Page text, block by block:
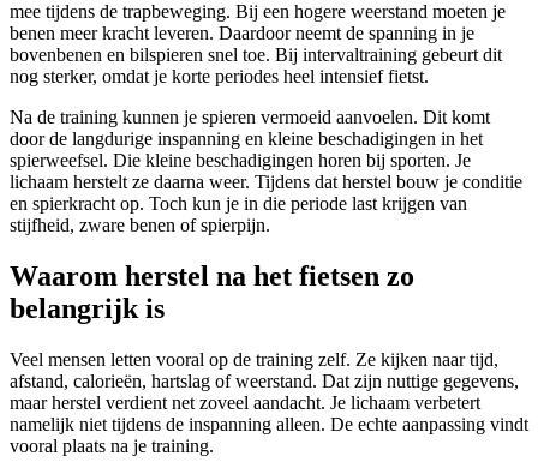
mee tijdens de trapbeweging. Bij een hogere weerstand moeten je
benen meer kracht leveren. Daardoor neemt de spanning in je
bovenbenen en bilspieren snel toe. Bij intervaltraining gebeurt dit
nog sterker, omdat je korte periodes heel intensief fietst.
Na de training kunnen je spieren vermoeid aanvoelen. Dit komt
door de langdurige inspanning en kleine beschadigingen in het
spierweefsel. Die kleine beschadigingen horen bij sporten. Je
lichaam herstelt ze daarna weer. Tijdens dat herstel bouw je conditie
en spierkracht op. Toch kun je in die periode last krijgen van
stijfheid, zware benen of spierpijn.
Waarom herstel na het fietsen zo
belangrijk is
Veel mensen letten vooral op de training zelf. Ze kijken naar tijd,
afstand, calorieën, hartslag of weerstand. Dat zijn nuttige gegevens,
maar herstel verdient net zoveel aandacht. Je lichaam verbetert
namelijk niet tijdens de inspanning alleen. De echte aanpassing vindt
vooral plaats na je training.